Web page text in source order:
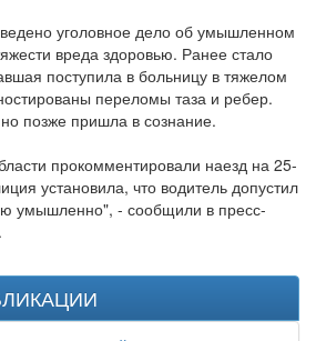
уголовное дело об умышленном
вреда здоровью. Ранее стало
поступила в больницу в тяжелом
переломы таза и ребер.
позже пришла в сознание.
прокомментировали наезд на 25-
установила, что водитель допустил
умышленно", - сообщили в пресс-